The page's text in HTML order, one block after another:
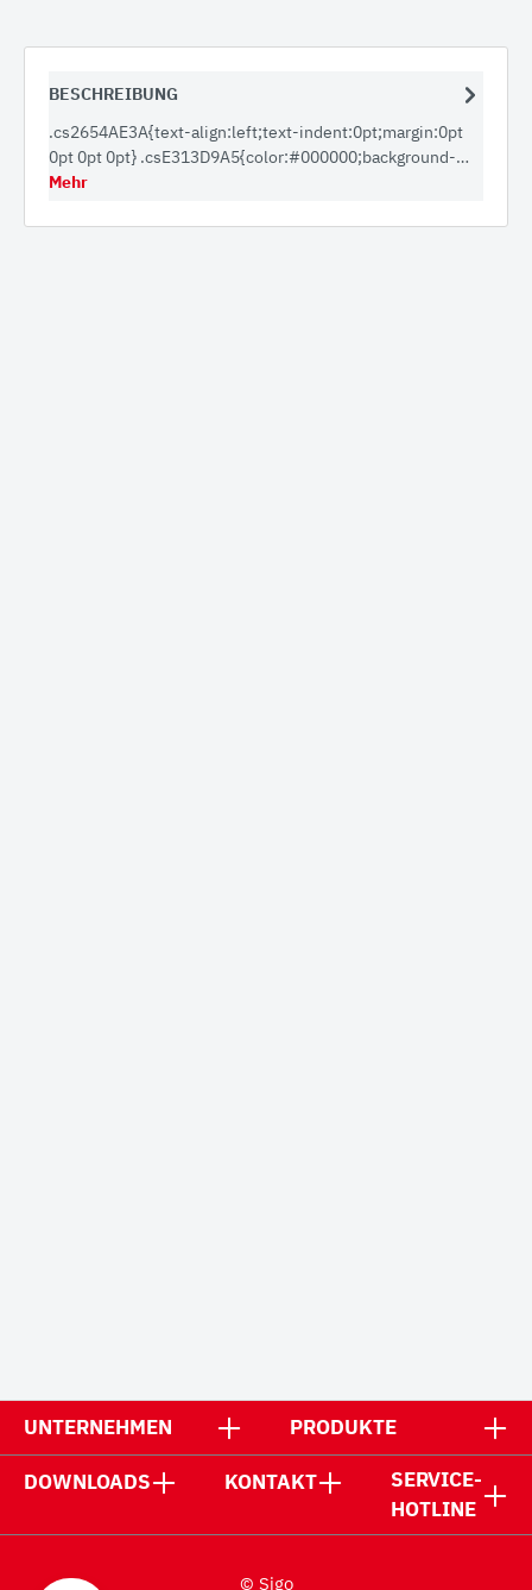
BESCHREIBUNG
.cs2654AE3A{text-align:left;text-indent:0pt;margin:0pt
0pt 0pt 0pt} .csE313D9A5{color:#000000;background-…
Mehr
UNTERNEHMEN PRODUKTE
DOWNLOADS KONTAKT
SERVICE-
HOTLINE
© Sigo